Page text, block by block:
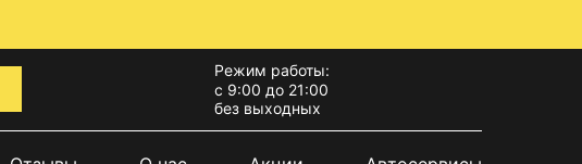
Режим работы:
с 9:00 до 21:00
без выходных